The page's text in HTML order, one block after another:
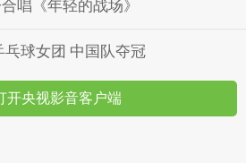
唱《年轻的战场》
球女团 中国队夺冠
开央视影音客户端